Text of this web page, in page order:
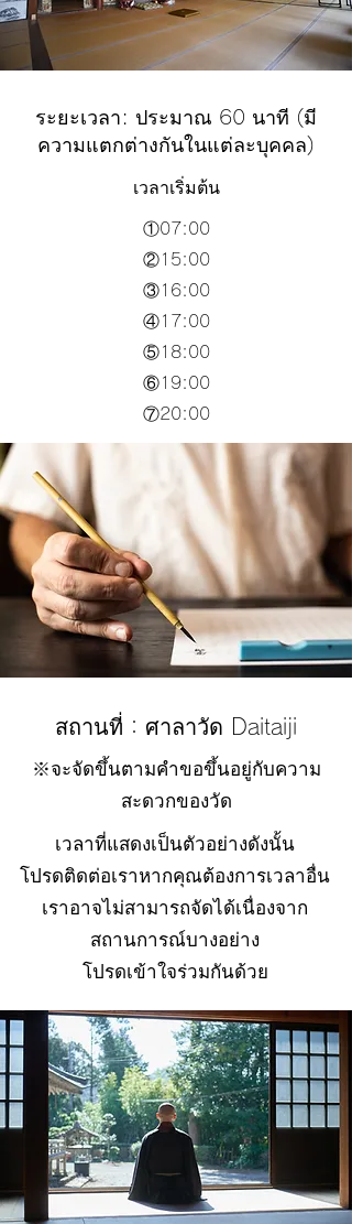
ระยะเวลา: ประมาณ 60 นาที (มี
ความแตกต่างกันในแต่ละบุคคล)
เวลาเริ่มต้น
①07:00
②15:00
③16:00
④17:00
⑤18:00
⑥19:00
⑦20:00
สถานที่：ศาลาวัด Daitaiji
※จะจัดขึ้นตามคำขอขึ้นอยู่กับความ
สะดวกของวัด
เวลาที่แสดงเป็นตัวอย่างดังนั้น
โปรดติดต่อเราหากคุณต้องการเวลาอื่น
เราอาจไม่สามารถจัดได้เนื่องจาก
สถานการณ์บางอย่าง
โปรดเข้าใจร่วมกันด้วย